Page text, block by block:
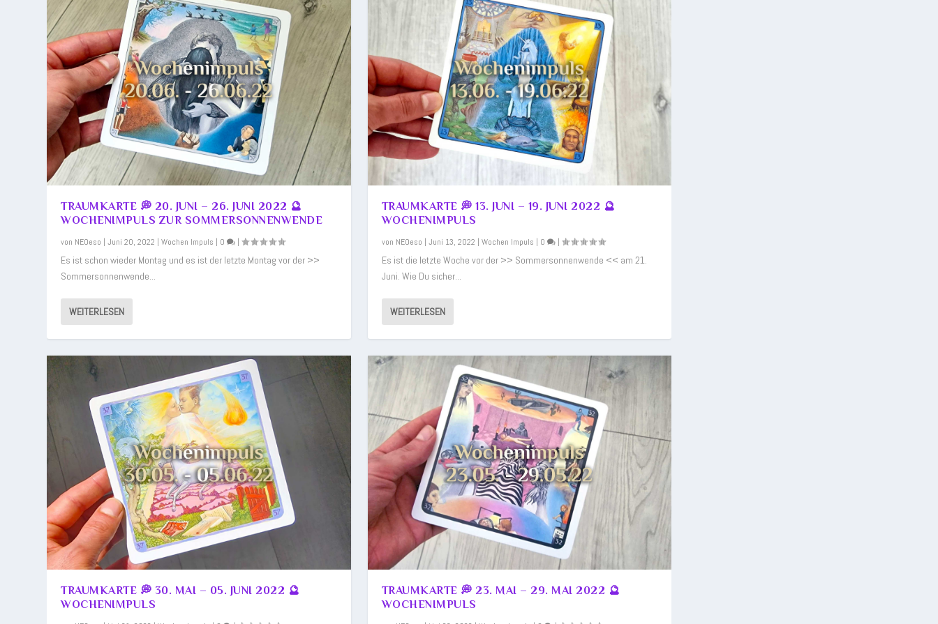
TRAUMKARTE 💭 20. JUNI – 26. JUNI 2022 🔮
WOCHENIMPULS ZUR SOMMERSONNENWENDE
von NEOeso |Juni 20, 2022 |Wochen Impuls | 0 |
Es ist schon wieder Montag und es ist der letzte Montag vor der >>
Sommersonnenwende...
WEITERLESEN
TRAUMKARTE 💭 30. MAI – 05. JUNI 2022 🔮
WOCHENIMPULS
TRAUMKARTE 💭 13. JUNI – 19. JUNI 2022 🔮
WOCHENIMPULS
von NEOeso | Juni 13, 2022 | Wochen Impuls | 0 |
Es ist die letzte Woche vor der >> Sommersonnenwende << am 21.
Juni. Wie Du sicher...
WEITERLESEN
TRAUMKARTE 💭 23. MAI – 29. MAI 2022 🔮
WOCHENIMPULS